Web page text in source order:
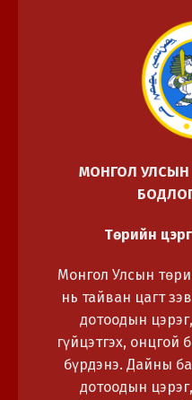
МОНГОЛ УЛСЫН
Төрийн
Монгол Улсын
нь тайван цагт
дотоодын
гүйцэтгэх, онцгой
бүрдэнэ. Дайны
дотоодын